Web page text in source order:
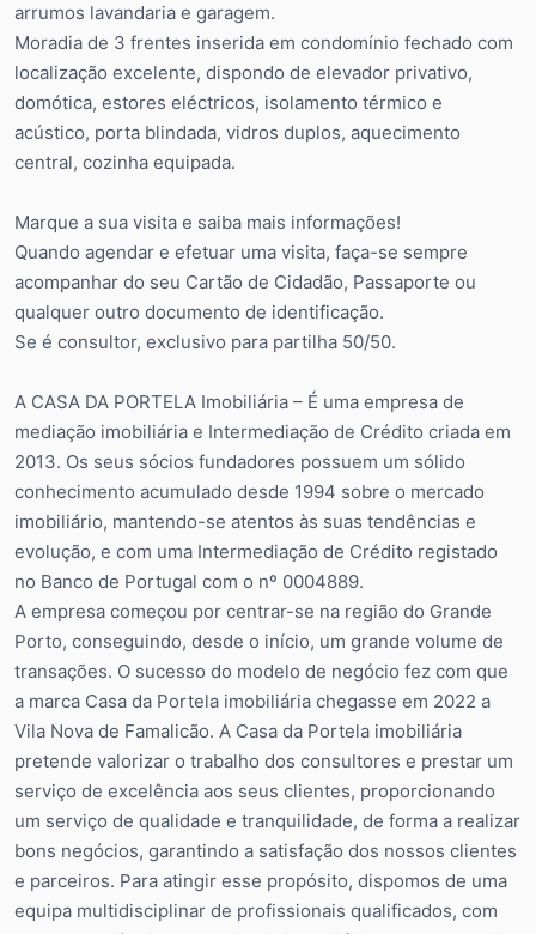
arrumos lavandaria e garagem.
Moradia de 3 frentes inserida em condomínio fechado com
localização excelente, dispondo de elevador privativo,
domótica, estores eléctricos, isolamento térmico e
acústico, porta blindada, vidros duplos, aquecimento
central, cozinha equipada.
Marque a sua visita e saiba mais informações!
Quando agendar e efetuar uma visita, faça-se sempre
acompanhar do seu Cartão de Cidadão, Passaporte ou
qualquer outro documento de identificação.
Se é consultor, exclusivo para partilha 50/50.
A CASA DA PORTELA Imobiliária – É uma empresa de
mediação imobiliária e Intermediação de Crédito criada em
2013. Os seus sócios fundadores possuem um sólido
conhecimento acumulado desde 1994 sobre o mercado
imobiliário, mantendo-se atentos às suas tendências e
evolução, e com uma Intermediação de Crédito registado
no Banco de Portugal com o nº 0004889.
A empresa começou por centrar-se na região do Grande
Porto, conseguindo, desde o início, um grande volume de
transações. O sucesso do modelo de negócio fez com que
a marca Casa da Portela imobiliária chegasse em 2022 a
Vila Nova de Famalicão. A Casa da Portela imobiliária
pretende valorizar o trabalho dos consultores e prestar um
serviço de excelência aos seus clientes, proporcionando
um serviço de qualidade e tranquilidade, de forma a realizar
bons negócios, garantindo a satisfação dos nossos clientes
e parceiros. Para atingir esse propósito, dispomos de uma
equipa multidisciplinar de profissionais qualificados, com